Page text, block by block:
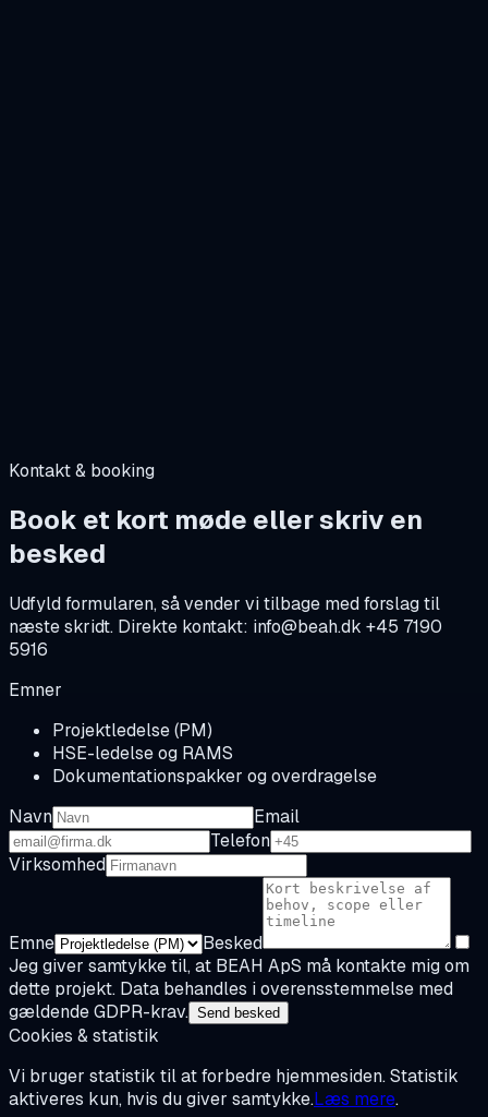
Kontakt & booking
Book et kort møde eller skriv en
besked
Udfyld formularen, så vender vi tilbage med forslag til
næste skridt. Direkte kontakt: info@beah.dk +45 7190
5916
Emner
Projektledelse (PM)
HSE-ledelse og RAMS
Dokumentationspakker og overdragelse
Navn
Email
Telefon
Virksomhed
Emne
Besked
Jeg giver samtykke til, at BEAH ApS må kontakte mig om
dette projekt. Data behandles i overensstemmelse med
gældende GDPR-krav. Send besked
Cookies & statistik
Vi bruger statistik til at forbedre hjemmesiden. Statistik
aktiveres kun, hvis du giver samtykke.Læs mere.